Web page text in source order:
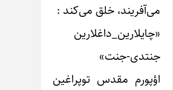
خلق می‌کند :
جنت»
مقدس توپراغین